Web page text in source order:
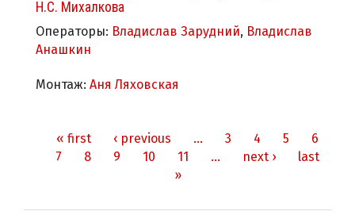
Н.С. Михалкова
Операторы: Владислав Зарудний, Владислав
Анашкин
Монтаж: Аня Ляховская
Pages« first ‹ previous … 3 4 5
6
7
8 9 10 11 … next ›
last
»